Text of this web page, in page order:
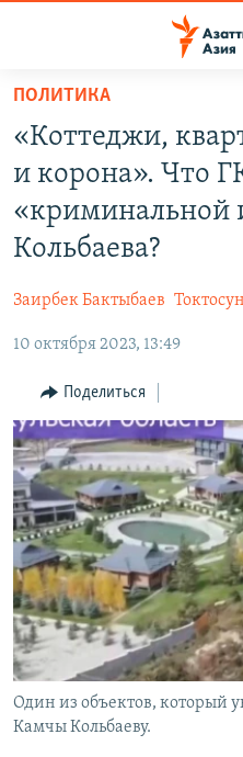
Вернуться
основному
содержанию
Вернутся
главной
Вернутся
УЗБЕКИСТАН
ВОЙНА В УКРАИНЕ
НА ДРУГИХ ЯЗЫКАХ
КЫРГЫЗЧА
ЎЗБЕКЧА
ТОҶИКӢ
TÜRKMENÇE
ПОДПИШИТЕСЬ НА НАС В
Все сайты РСЕ/РС
ПОЛИТИКА
«Коттеджи,
и корона». Что
Кольбаева?
Заирбек Бактыбаев
10 октября 2023, 13:49
Поделиться
Один из объектов, который
Камчы Кольбаеву.